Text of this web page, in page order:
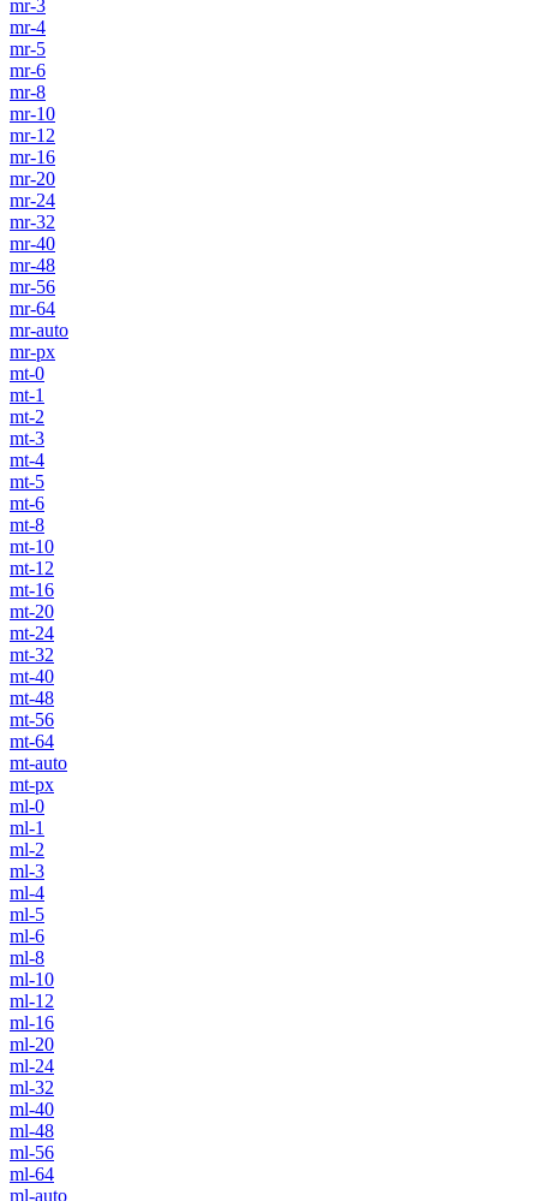
mr-3
mr-4
mr-5
mr-6
mr-8
mr-10
mr-12
mr-16
mr-20
mr-24
mr-32
mr-40
mr-48
mr-56
mr-64
mr-auto
mr-px
mt-0
mt-1
mt-2
mt-3
mt-4
mt-5
mt-6
mt-8
mt-10
mt-12
mt-16
mt-20
mt-24
mt-32
mt-40
mt-48
mt-56
mt-64
mt-auto
mt-px
ml-0
ml-1
ml-2
ml-3
ml-4
ml-5
ml-6
ml-8
ml-10
ml-12
ml-16
ml-20
ml-24
ml-32
ml-40
ml-48
ml-56
ml-64
ml-auto